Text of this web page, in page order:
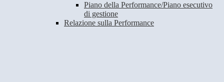
Piano della Performance/Piano esecutivo
di gestione
Relazione sulla Performance